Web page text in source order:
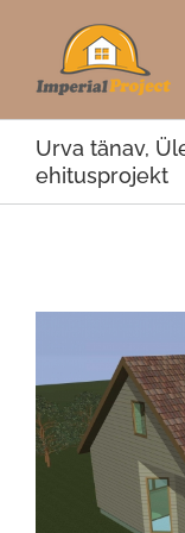
content
Urva tänav,
ehitusprojekt
Image